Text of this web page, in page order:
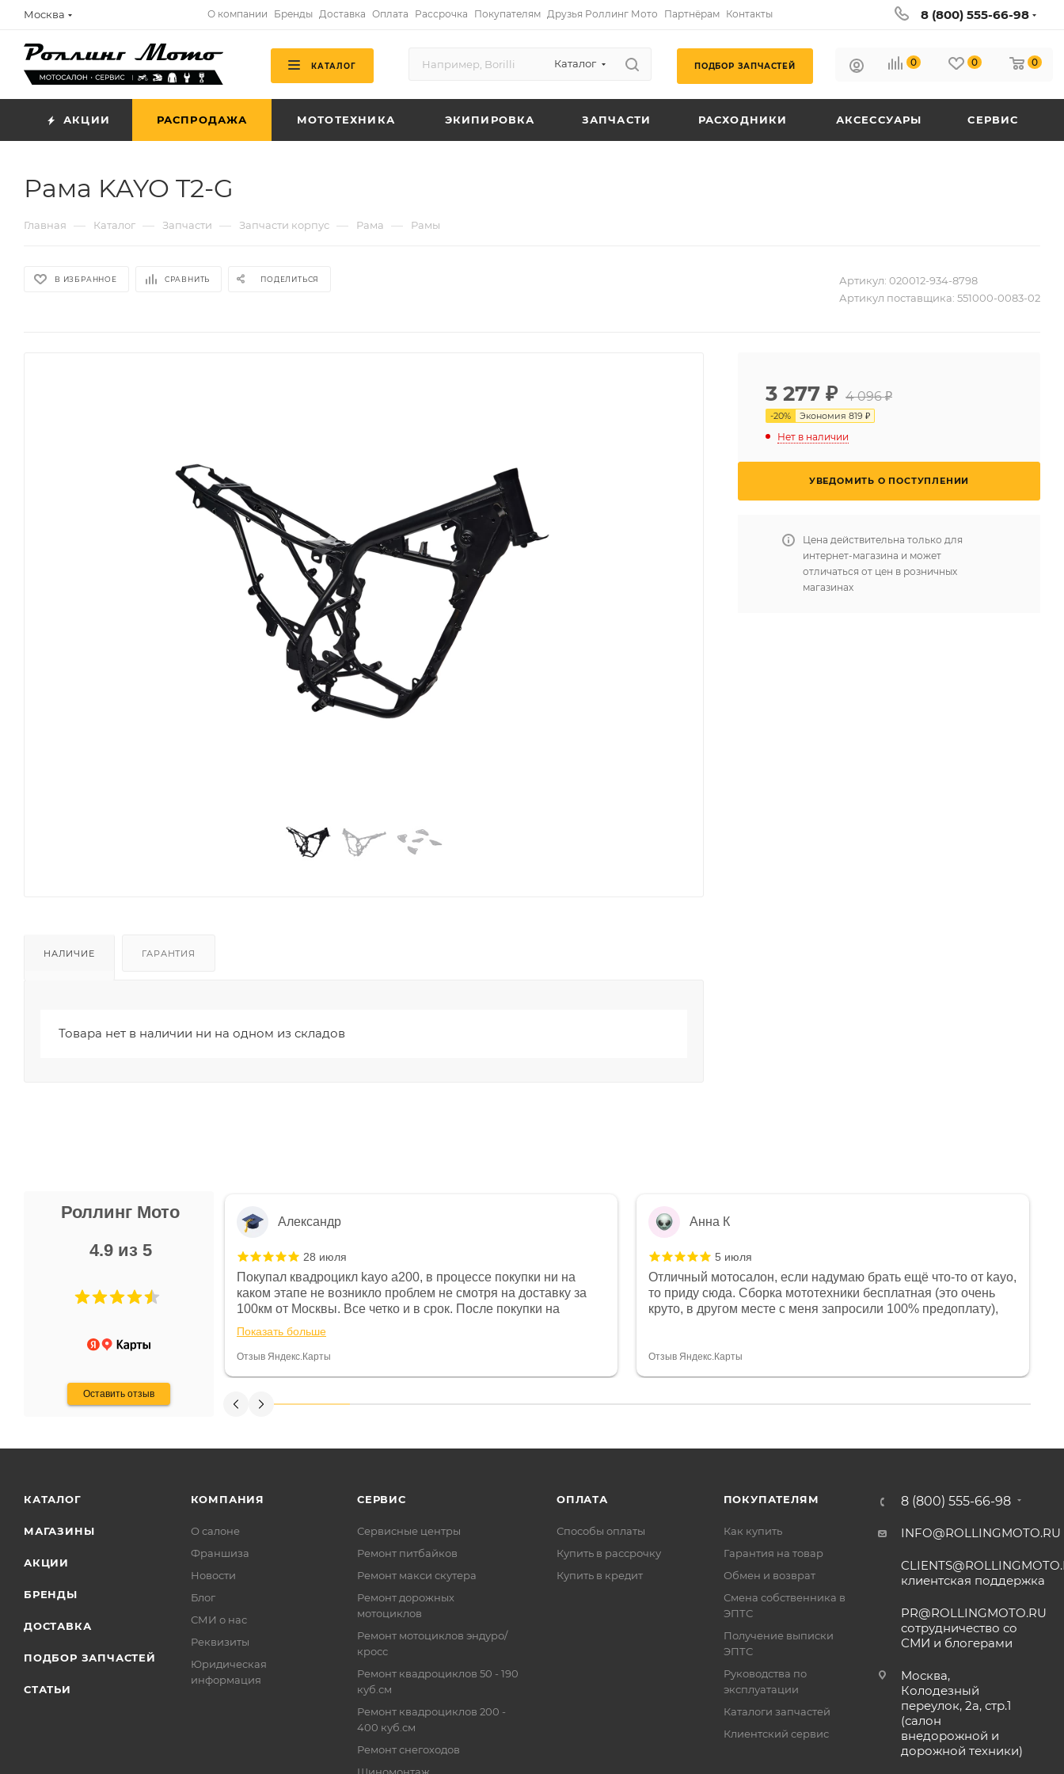
Москва О компании Бренды Доставка Оплата Рассрочка Покупателям Друзья Роллинг Мото Партнёрам Контакты 8 (800) 555-66-98
КАТАЛОГ Каталог ПОДБОР ЗАПЧАСТЕЙ 0 0 0
АКЦИИ РАСПРОДАЖА МОТОТЕХНИКА ЭКИПИРОВКА ЗАПЧАСТИ РАСХОДНИКИ АКСЕССУАРЫ СЕРВИС
Рама KAYO T2-G
Главная — Каталог — Запчасти — Запчасти корпус — Рама — Рамы
В ИЗБРАННОЕ СРАВНИТЬ ПОДЕЛИТЬСЯ Артикул: 020012-934-8798
Артикул поставщика: 551000-0083-02
НАЛИЧИЕ ГАРАНТИЯ
Товара нет в наличии ни на одном из складов
3 277 ₽ 4 096 ₽
-20% Экономия 819 ₽
Нет в наличии
УВЕДОМИТЬ О ПОСТУПЛЕНИИ
Цена действительна только для
интернет-магазина и может
отличаться от цен в розничных
магазинах
Роллинг Мото
4.9 из 5
Оставить отзыв
Не понравились условия
и дают только на год)
Александр
28 июля
Покупал квадроцикл kayo a200, в процессе покупки ни на
каком этапе не возникло проблем не смотря на доставку за
100км от Москвы. Все четко и в срок. После покупки на
спидометре всегда был 0, при этом представители магазина
постоянно были на связи и в итоге проблема была решена.
Считаю, что это говорит о небезразличии к клиенту после
Показать больше
Отзыв Яндекс.Карты
Анна К
5 июля
Отличный мотосалон, если надумаю брать ещё что-то от kayo,
то приду сюда. Сборка мототехники бесплатная (это очень
круто, в другом месте с меня запросили 100% предоплату),
спасибо отдельное, всегда на связи, очень детально всё
Отзыв Яндекс.Карты
КАТАЛОГ
МАГАЗИНЫ
АКЦИИ
БРЕНДЫ
ДОСТАВКА
ПОДБОР ЗАПЧАСТЕЙ
СТАТЬИ
КОМПАНИЯ
О салоне
Франшиза
Новости
Блог
СМИ о нас
Реквизиты
Юридическая
информация
СЕРВИС
Сервисные центры
Ремонт питбайков
Ремонт макси скутера
Ремонт дорожных
мотоциклов
Ремонт мотоциклов эндуро/
кросс
Ремонт квадроциклов 50 - 190
куб.см
Ремонт квадроциклов 200 -
400 куб.см
Ремонт снегоходов
ОПЛАТА
Способы оплаты
Купить в рассрочку
Купить в кредит
ПОКУПАТЕЛЯМ
Как купить
Гарантия на товар
Обмен и возврат
Смена собственника в
ЭПТС
Получение выписки
ЭПТС
Руководства по
эксплуатации
Каталоги запчастей
Клиентский сервис
8 (800) 555-66-98
INFO@ROLLINGMOTO.RU
клиентская поддержка
PR@ROLLINGMOTO.RU
сотрудничество со
СМИ и блогерами
Москва,
Колодезный
переулок, 2а, стр.1
(салон
внедорожной и
дорожной техники)